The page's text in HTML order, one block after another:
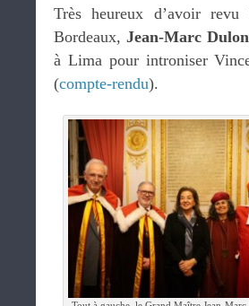
Très heureux d’avoir
Bordeaux,Jean-Marc
à Lima pour introniser
(compte-rendu).